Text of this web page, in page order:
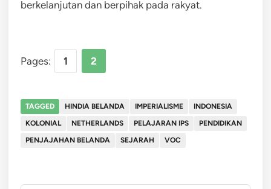
berkelanjutan dan berpihak pada rakyat.
Pages: 1 2
TAGGED HINDIA BELANDA IMPERIALISME
INDONESIA
KOLONIAL
NETHERLANDS PELAJARAN IPS
PENDIDIKAN
PENJAJAHAN BELANDA
SEJARAH VOC